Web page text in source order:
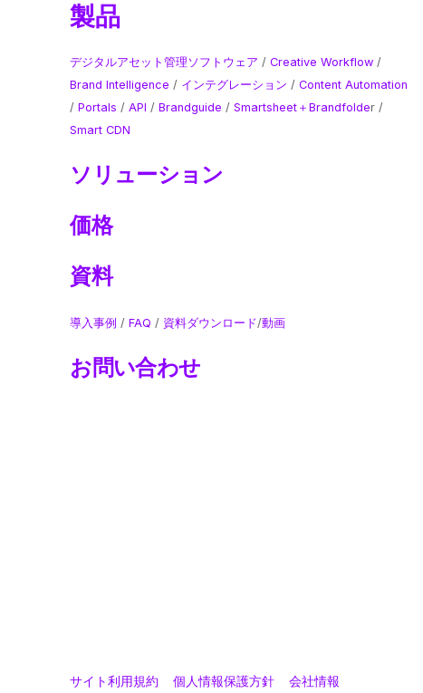
製品
デジタルアセット管理ソフトウェア /Creative Workflow /
Brand Intelligence ​ / インテグレーション /Content Automation
/Portals /API /Brandguide /Smartsheet＋Brandfolder /
Smart CDN
ソリューション
価格
資料
導入事例 /FAQ / 資料ダウンロード/動画
お問い合わせ
サイト利用規約 個人情報保護方針 会社情報